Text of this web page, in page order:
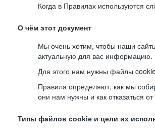
Когда в Правилах используются
О чём этот документ
Мы очень хотим, чтобы наши
актуальную для вас информацию.
Для этого нам нужны файлы
Правила определяют, как мы
они нам нужны и как отказаться
Типы файлов cookie и цели их